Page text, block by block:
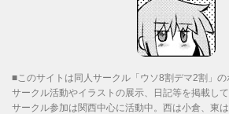
■このサイトは同人サークル「ウソ8割デマ2割」の
サークル活動やイラストの展示、日記等を掲載して
サークル参加は関西中心に活動中。西は小倉、東